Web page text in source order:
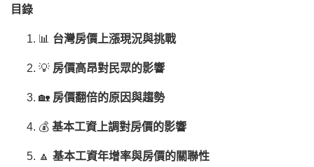
目錄
📊 台灣房價上漲現況與挑戰
💡 房價高昂對民眾的影響
🏡 房價翻倍的原因與趨勢
💰 基本工資上調對房價的影響
🔼 基本工資年增率與房價的關聯性